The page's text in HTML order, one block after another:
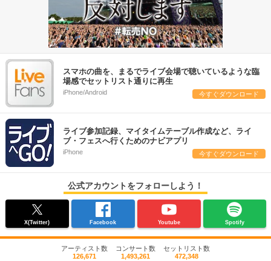
スマホの曲を、まるでライブ会場で聴いているような臨
場感でセットリスト通りに再生
iPhone/Android 今すぐダウンロード
ライブ参加記録、マイタイムテーブル作成など、ライ
ブ・フェスへ行くためのナビアプリ
iPhone 今すぐダウンロード
公式アカウントをフォローしよう！
X(Twitter) Facebook Youtube Spotify
アーティスト数
126,671
コンサート数
1,493,261
セットリスト数
472,348